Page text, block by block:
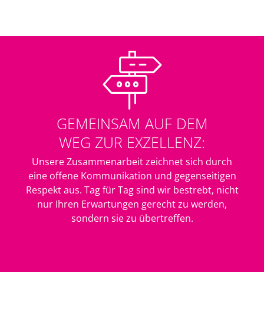
GEMEINSAM AUF DEM
WEG ZUR EXZELLENZ:
Unsere Zusammenarbeit zeichnet sich durch
eine offene Kommunikation und gegenseitigen
Respekt aus. Tag für Tag sind wir bestrebt, nicht
nur Ihren Erwartungen gerecht zu werden,
sondern sie zu übertreffen.